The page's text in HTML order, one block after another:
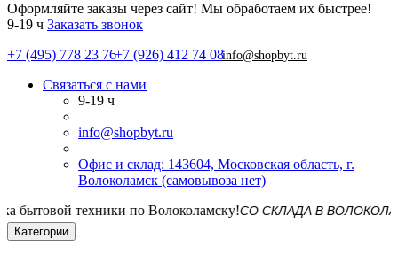
Оформляйте заказы через сайт! Мы обработаем их быстрее!
9-19 ч Заказать звонок
+7 (495) 778 23 76+7 (926) 412 74 08info@shopbyt.ru
Связаться с нами
9-19 ч
info@shopbyt.ru
Офис и склад: 143604, Московская область, г.
Волоколамск (самовывоза нет)
СО СКЛАДА В ВОЛОКОЛАМСКЕ!
Категории